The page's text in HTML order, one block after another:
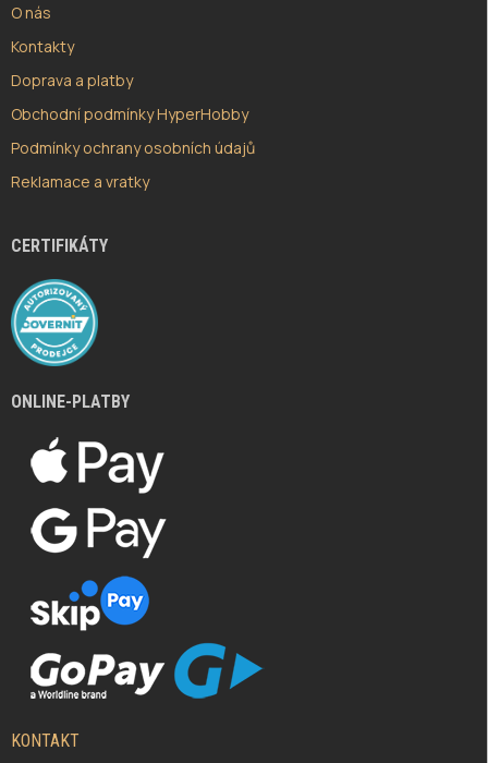
O nás
Kontakty
Doprava a platby
Obchodní podmínky HyperHobby
Podmínky ochrany osobních údajů
Reklamace a vratky
CERTIFIKÁTY
ONLINE-PLATBY
KONTAKT